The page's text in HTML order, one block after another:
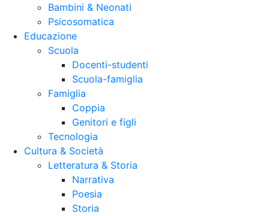
Bambini & Neonati
Psicosomatica
Educazione
Scuola
Docenti-studenti
Scuola-famiglia
Famiglia
Coppia
Genitori e figli
Tecnologia
Cultura & Società
Letteratura & Storia
Narrativa
Poesia
Storia